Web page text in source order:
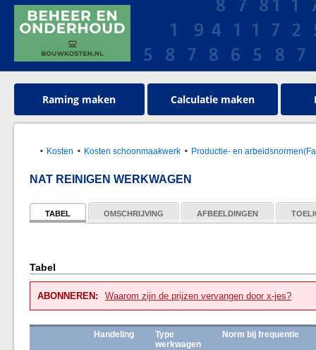
Raming maken Calculatie maken
Kosten Kosten schoonmaakwerk Productie- en
NAT REINIGEN WERKWAGEN
TABEL OMSCHRIJVING AFBEELDINGEN
Tabel
ABONNEREN: Waarom zijn de prijzen vervangen door x-jes?
Handeling
Type
werkwagen
Norm bij frequentie